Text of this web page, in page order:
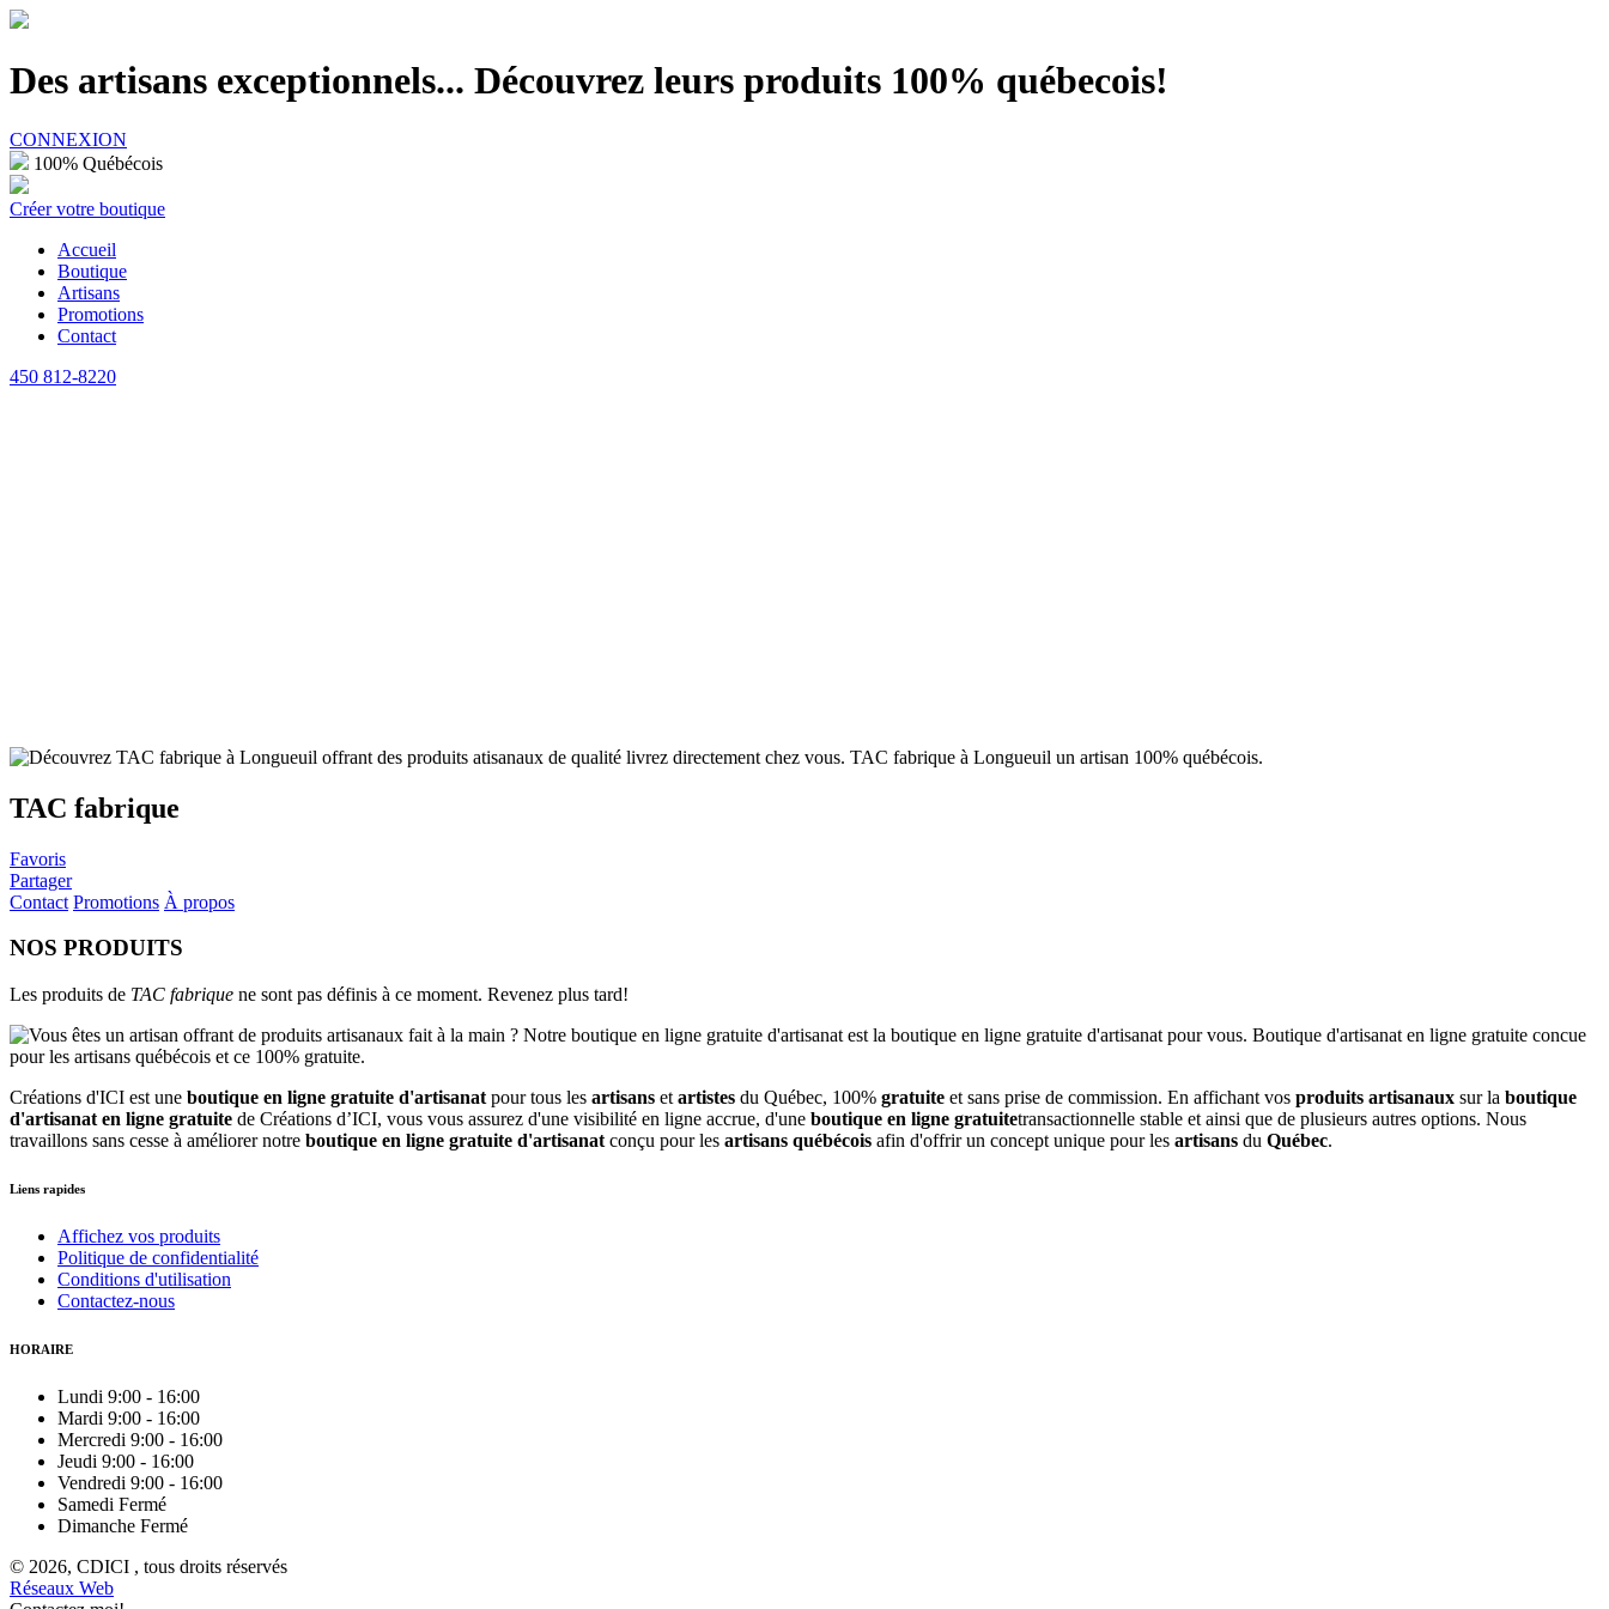
Des artisans exceptionnels... Découvrez leurs produits 100% québecois!
CONNEXION
100% Québécois
Créer votre boutique
Accueil
Boutique
Artisans
Promotions
Contact
450 812-8220
TAC fabrique
Favoris
Partager
Contact Promotions À propos
NOS PRODUITS
Les produits de TAC fabrique ne sont pas définis à ce moment. Revenez plus tard!
Créations d'ICI est une boutique en ligne gratuite d'artisanat pour tous les artisans et artistes du Québec, 100% gratuite et sans prise de commission. En affichant vos produits artisanaux sur la boutique
d'artisanat en ligne gratuite de Créations d’ICI, vous vous assurez d'une visibilité en ligne accrue, d'une boutique en ligne gratuitetransactionnelle stable et ainsi que de plusieurs autres options. Nous
travaillons sans cesse à améliorer notre boutique en ligne gratuite d'artisanat conçu pour les artisans québécois afin d'offrir un concept unique pour les artisans du Québec.
Liens rapides
Affichez vos produits
Politique de confidentialité
Conditions d'utilisation
Contactez-nous
HORAIRE
Lundi 9:00 - 16:00
Mardi 9:00 - 16:00
Mercredi 9:00 - 16:00
Jeudi 9:00 - 16:00
Vendredi 9:00 - 16:00
Samedi Fermé
Dimanche Fermé
© 2026, CDICI , tous droits réservés
Réseaux Web